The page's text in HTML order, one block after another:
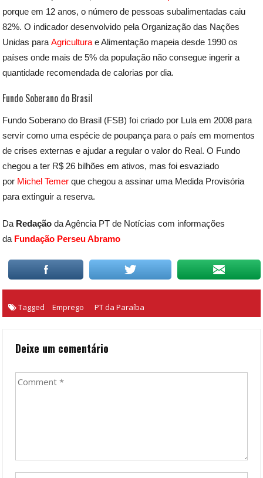
porque em 12 anos, o número de pessoas subalimentadas caiu
82%. O indicador desenvolvido pela Organização das Nações
Unidas paraAgricultura e Alimentação mapeia desde 1990 os
países onde mais de 5% da população não consegue ingerir a
quantidade recomendada de calorias por dia.
Fundo Soberano do Brasil
Fundo Soberano do Brasil (FSB) foi criado por Lula em 2008 para
servir como uma espécie de poupança para o país em momentos
de crises externas e ajudar a regular o valor do Real. O Fundo
chegou a ter R$ 26 bilhões em ativos, mas foi esvaziado
por Michel Temer que chegou a assinar uma Medida Provisória
para extinguir a reserva.
Da Redaçãoda Agência PT de Notícias com informações
da Fundação Perseu Abramo
Tagged Emprego PT da Paraíba
Deixe um comentário